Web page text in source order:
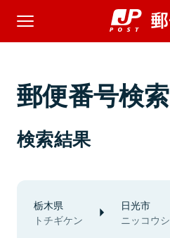
郵便番号検索
検索結果
栃木県
トチギケン
日光市
ニッコウシ